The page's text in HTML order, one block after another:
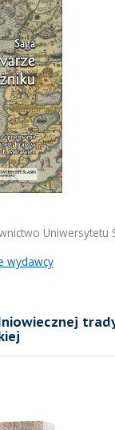
Uniwersytetu
wydawcy